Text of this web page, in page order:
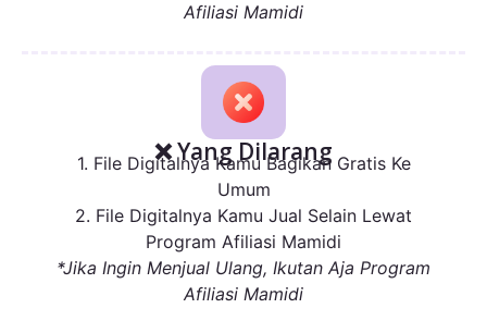
Afiliasi Mamidi
❌ Yang Dilarang
1. File Digitalnya Kamu Bagikan Gratis Ke
Umum
2. File Digitalnya Kamu Jual Selain Lewat
Program Afiliasi Mamidi
*Jika Ingin Menjual Ulang, Ikutan Aja Program
Afiliasi Mamidi